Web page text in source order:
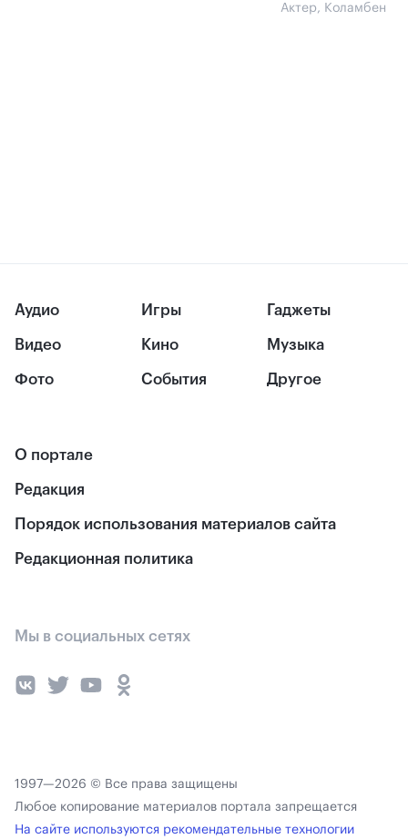
Актер, Коламбен
Аудио
Видео
Фото
Игры
Кино
События
Гаджеты
Музыка
Другое
О портале
Редакция
Порядок использования материалов сайта
Редакционная политика
Мы в социальных сетях
1997—2026 © Все права защищены
Любое копирование материалов портала запрещается
На сайте используются рекомендательные технологии